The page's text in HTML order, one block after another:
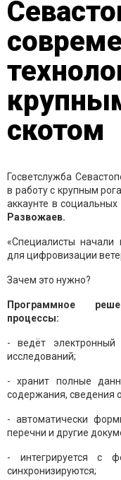
скотом
Госветслужба
в работу с крупным
аккаунте в социальных
Развожаев.
«Специалисты начали
для цифровизации
Зачем это нужно?
Программное
процессы:
- ведёт электронный
исследований;
- хранит полные
содержания, сведения
- автоматически
перечни и другие
- интегрируется с
синхронизируются;